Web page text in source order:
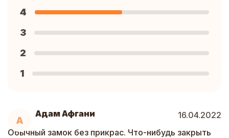
А
Адам Афгани
16.04.2022
Обычный замок без прикрас. Что-нибудь закрыть
4
3
2
1